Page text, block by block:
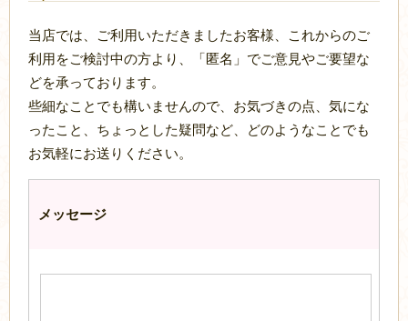
当店では、ご利用いただきましたお客様、これからのご
利用をご検討中の方より、「匿名」でご意見やご要望な
どを承っております。
些細なことでも構いませんので、お気づきの点、気にな
ったこと、ちょっとした疑問など、どのようなことでも
お気軽にお送りください。
メッセージ